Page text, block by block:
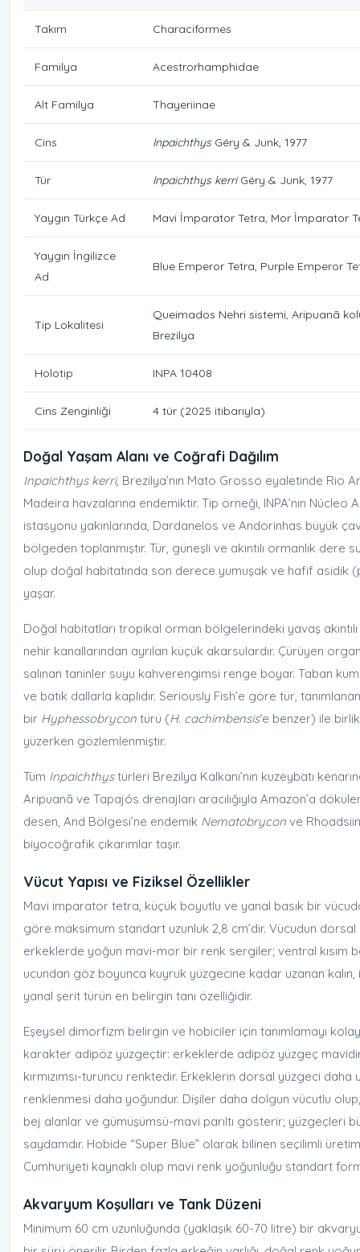
Takım Characiformes
Familya Acestrorhamphidae
Alt Familya Thayeriinae
Cins InpaichthysGéry & Junk, 1977
Tür Inpaichthys kerriGéry & Junk, 1977
Yaygın Türkçe Ad Mavi İmparator Tetra, Mor İmparator
Yaygın İngilizce
Ad
Blue Emperor Tetra, Purple Emperor
Tip Lokalitesi
Queimados Nehri sistemi, Aripuanã
Brezilya
Holotip INPA 10408
Cins Zenginliği 4 tür (2025 itibarıyla)
Doğal Yaşam Alanı ve Coğrafi Dağılım
Inpaichthys kerri, Brezilya’nın Mato Grosso eyaletinde Rio
Madeira havzalarına endemiktir. Tip örneği, INPA’nın Núcleo
istasyonu yakınlarında, Dardanelos ve Andorinhas büyük
bölgeden toplanmıştır. Tür, güneşli ve akıntılı ormanlık dere
olup doğal habitatında son derece yumuşak ve hafif asidik
yaşar.
Doğal habitatları tropikal orman bölgelerindeki yavaş
nehir kanallarından ayrılan küçük akarsulardır. Çürüyen
salınan taninler suyu kahverengimsi renge boyar. Taban
ve batık dallarla kaplıdır. Seriously Fish’e göre tür,
bir Hyphessobrycon türü (H. cachimbensis‘e benzer) ile
yüzerken gözlemlenmiştir.
Tüm Inpaichthystürleri Brezilya Kalkanı’nın kuzeybatı
Aripuanã ve Tapajós drenajları aracılığıyla Amazon’a
desen, And Bölgesi’ne endemik Nematobrycon ve
biyocoğrafik çıkarımlar taşır.
Vücut Yapısı ve Fiziksel Özellikler
Mavi imparator tetra, küçük boyutlu ve yanal basık bir
göre maksimum standart uzunluk 2,8 cm’dir. Vücudun dorsal
erkeklerde yoğun mavi-mor bir renk sergiler; ventral kısım
ucundan göz boyunca kuyruk yüzgecine kadar uzanan
yanal şerit türün en belirgin tanı özelliğidir.
Eşeysel dimorfizm belirgin ve hobiciler için tanımlamayı
karakter adipöz yüzgeçtir: erkeklerde adipöz yüzgeç
kırmızımsı-turuncu renktedir. Erkeklerin dorsal yüzgeci
renklenmesi daha yoğundur. Dişiler daha dolgun vücutlu
bej alanlar ve gümüşümsü-mavi parıltı gösterir; yüzgeçleri
saydamdır. Hobide “Super Blue” olarak bilinen seçilimli
Cumhuriyeti kaynaklı olup mavi renk yoğunluğu standart
Akvaryum Koşulları ve Tank Düzeni
Minimum 60 cm uzunluğunda (yaklaşık 60-70 litre) bir